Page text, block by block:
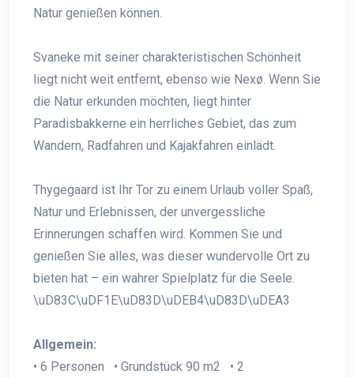
Natur genießen können.
Svaneke mit seiner charakteristischen Schönheit
liegt nicht weit entfernt, ebenso wie Nexø. Wenn Sie
die Natur erkunden möchten, liegt hinter
Paradisbakkerne ein herrliches Gebiet, das zum
Wandern, Radfahren und Kajakfahren einlädt.
Thygegaard ist Ihr Tor zu einem Urlaub voller Spaß,
Natur und Erlebnissen, der unvergessliche
Erinnerungen schaffen wird. Kommen Sie und
genießen Sie alles, was dieser wundervolle Ort zu
bieten hat – ein wahrer Spielplatz für die Seele.
\uD83C\uDF1E\uD83D\uDEB4\uD83D\uDEA3
Allgemein:
• 6 Personen • Grundstück 90 m2 • 2